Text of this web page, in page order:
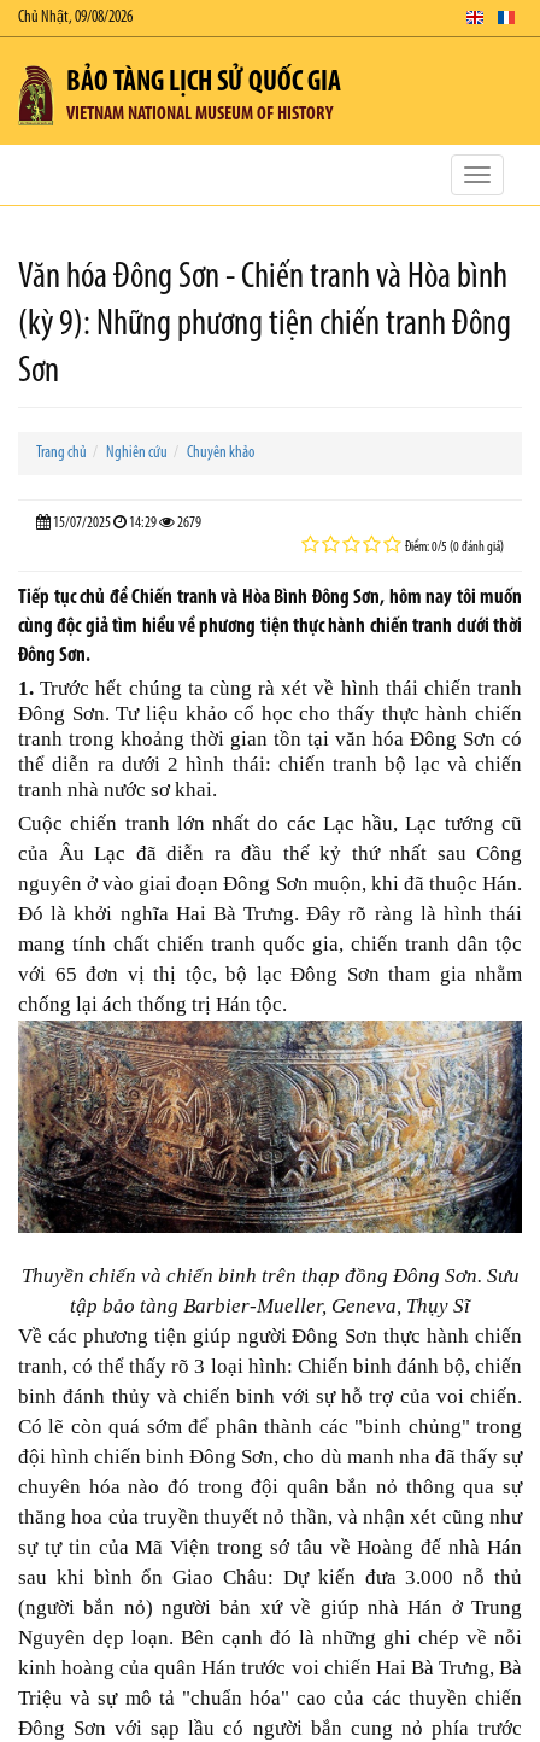
Chủ Nhật, 09/08/2026
BẢO TÀNG LỊCH SỬ QUỐC GIA
VIETNAM NATIONAL MUSEUM OF HISTORY
Toggle
Văn hóa Đông Sơn - Chiến tranh và Hòa bình
(kỳ 9): Những phương tiện chiến tranh Đông
Sơn
Trang chủ Nghiên cứu Chuyên khảo
15/07/2025 14:29 2679
Điểm: 0/5 (0 đánh giá)
Tiếp tục chủ đề Chiến tranh và Hòa Bình Đông Sơn, hôm nay tôi muốn
cùng độc giả tìm hiểu về phương tiện thực hành chiến tranh dưới thời
Đông Sơn.
1.Trước hết chúng ta cùng rà xét về hình thái chiến tranh
Đông Sơn. Tư liệu khảo cổ học cho thấy thực hành chiến
tranh trong khoảng thời gian tồn tại văn hóa Đông Sơn có
thể diễn ra dưới 2 hình thái: chiến tranh bộ lạc và chiến
tranh nhà nước sơ khai.
Cuộc chiến tranh lớn nhất do các Lạc hầu, Lạc tướng cũ
của Âu Lạc đã diễn ra đầu thế kỷ thứ nhất sau Công
nguyên ở vào giai đoạn Đông Sơn muộn, khi đã thuộc Hán.
Đó là khởi nghĩa Hai Bà Trưng. Đây rõ ràng là hình thái
mang tính chất chiến tranh quốc gia, chiến tranh dân tộc
với 65 đơn vị thị tộc, bộ lạc Đông Sơn tham gia nhằm
chống lại ách thống trị Hán tộc.
Thuyền chiến và chiến binh trên thạp đồng Đông Sơn. Sưu
tập bảo tàng Barbier-Mueller, Geneva, Thụy Sĩ
Về các phương tiện giúp người Đông Sơn thực hành chiến
tranh, có thể thấy rõ 3 loại hình: Chiến binh đánh bộ, chiến
binh đánh thủy và chiến binh với sự hỗ trợ của voi chiến.
Có lẽ còn quá sớm để phân thành các "binh chủng" trong
đội hình chiến binh Đông Sơn, cho dù manh nha đã thấy sự
chuyên hóa nào đó trong đội quân bắn nỏ thông qua sự
thăng hoa của truyền thuyết nỏ thần, và nhận xét cũng như
sự tự tin của Mã Viện trong sớ tâu về Hoàng đế nhà Hán
sau khi bình ổn Giao Châu: Dự kiến đưa 3.000 nỗ thủ
(người bắn nỏ) người bản xứ về giúp nhà Hán ở Trung
Nguyên dẹp loạn. Bên cạnh đó là những ghi chép về nỗi
kinh hoàng của quân Hán trước voi chiến Hai Bà Trưng, Bà
Triệu và sự mô tả "chuẩn hóa" cao của các thuyền chiến
Đông Sơn với sạp lầu có người bắn cung nỏ phía trước